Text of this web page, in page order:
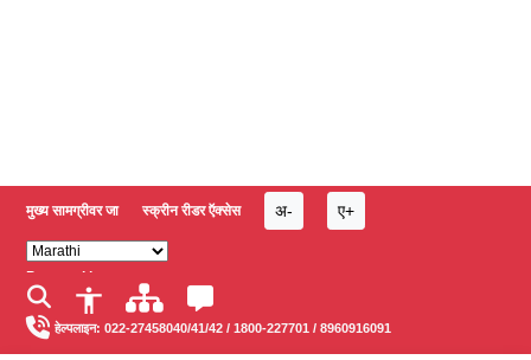
मुख्य सामग्रीवर जा स्क्रीन रीडर ऍक्सेस अ- ए+
Powered by
हेल्पलाइन: 022-27458040/41/42 / 1800-227701 / 8960916091